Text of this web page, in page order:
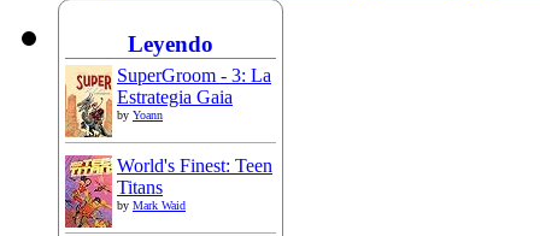
Leyendo
SuperGroom - 3: La
Estrategia Gaia
by Yoann
World's Finest: Teen
Titans
by Mark Waid